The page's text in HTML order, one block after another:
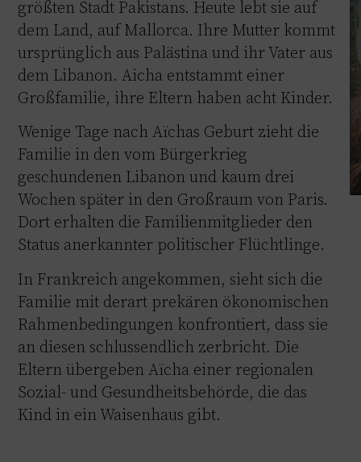
größten Stadt Pakistans. Heute lebt sie auf
dem Land, auf Mallorca. Ihre Mutter kommt
ursprünglich aus Palästina und ihr Vater aus
dem Libanon. Aicha entstammt einer
Großfamilie, ihre Eltern haben acht Kinder.
Wenige Tage nach Aïchas Geburt zieht die
Familie in den vom Bürgerkrieg
geschundenen Libanon und kaum drei
Wochen später in den Großraum von Paris.
Dort erhalten die Familienmitglieder den
Status anerkannter politischer Flüchtlinge.
In Frankreich angekommen, sieht sich die
Familie mit derart prekären ökonomischen
Rahmenbedingungen konfrontiert, dass sie
an diesen schlussendlich zerbricht. Die
Eltern übergeben Aïcha einer regionalen
Sozial- und Gesundheitsbehörde, die das
Kind in ein Waisenhaus gibt.